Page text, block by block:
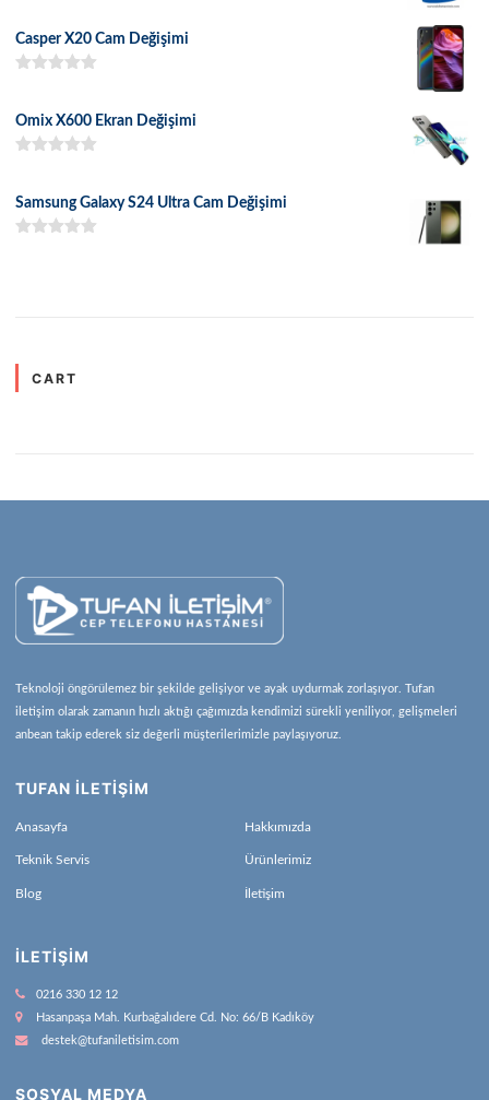
Casper X20 Cam Değişimi
Omix X600 Ekran Değişimi
Samsung Galaxy S24 Ultra Cam Değişimi
CART
Teknoloji öngörülemez bir şekilde gelişiyor ve ayak uydurmak zorlaşıyor. Tufan
iletişim olarak zamanın hızlı aktığı çağımızda kendimizi sürekli yeniliyor, gelişmeleri
anbean takip ederek siz değerli müşterilerimizle paylaşıyoruz.
TUFAN İLETİŞİM
Anasayfa Hakkımızda
Teknik Servis Ürünlerimiz
Blog İletişim
İLETIŞIM
0216 330 12 12
Hasanpaşa Mah. Kurbağalıdere Cd. No: 66/B Kadıköy
destek@tufaniletisim.com
SOSYAL MEDYA